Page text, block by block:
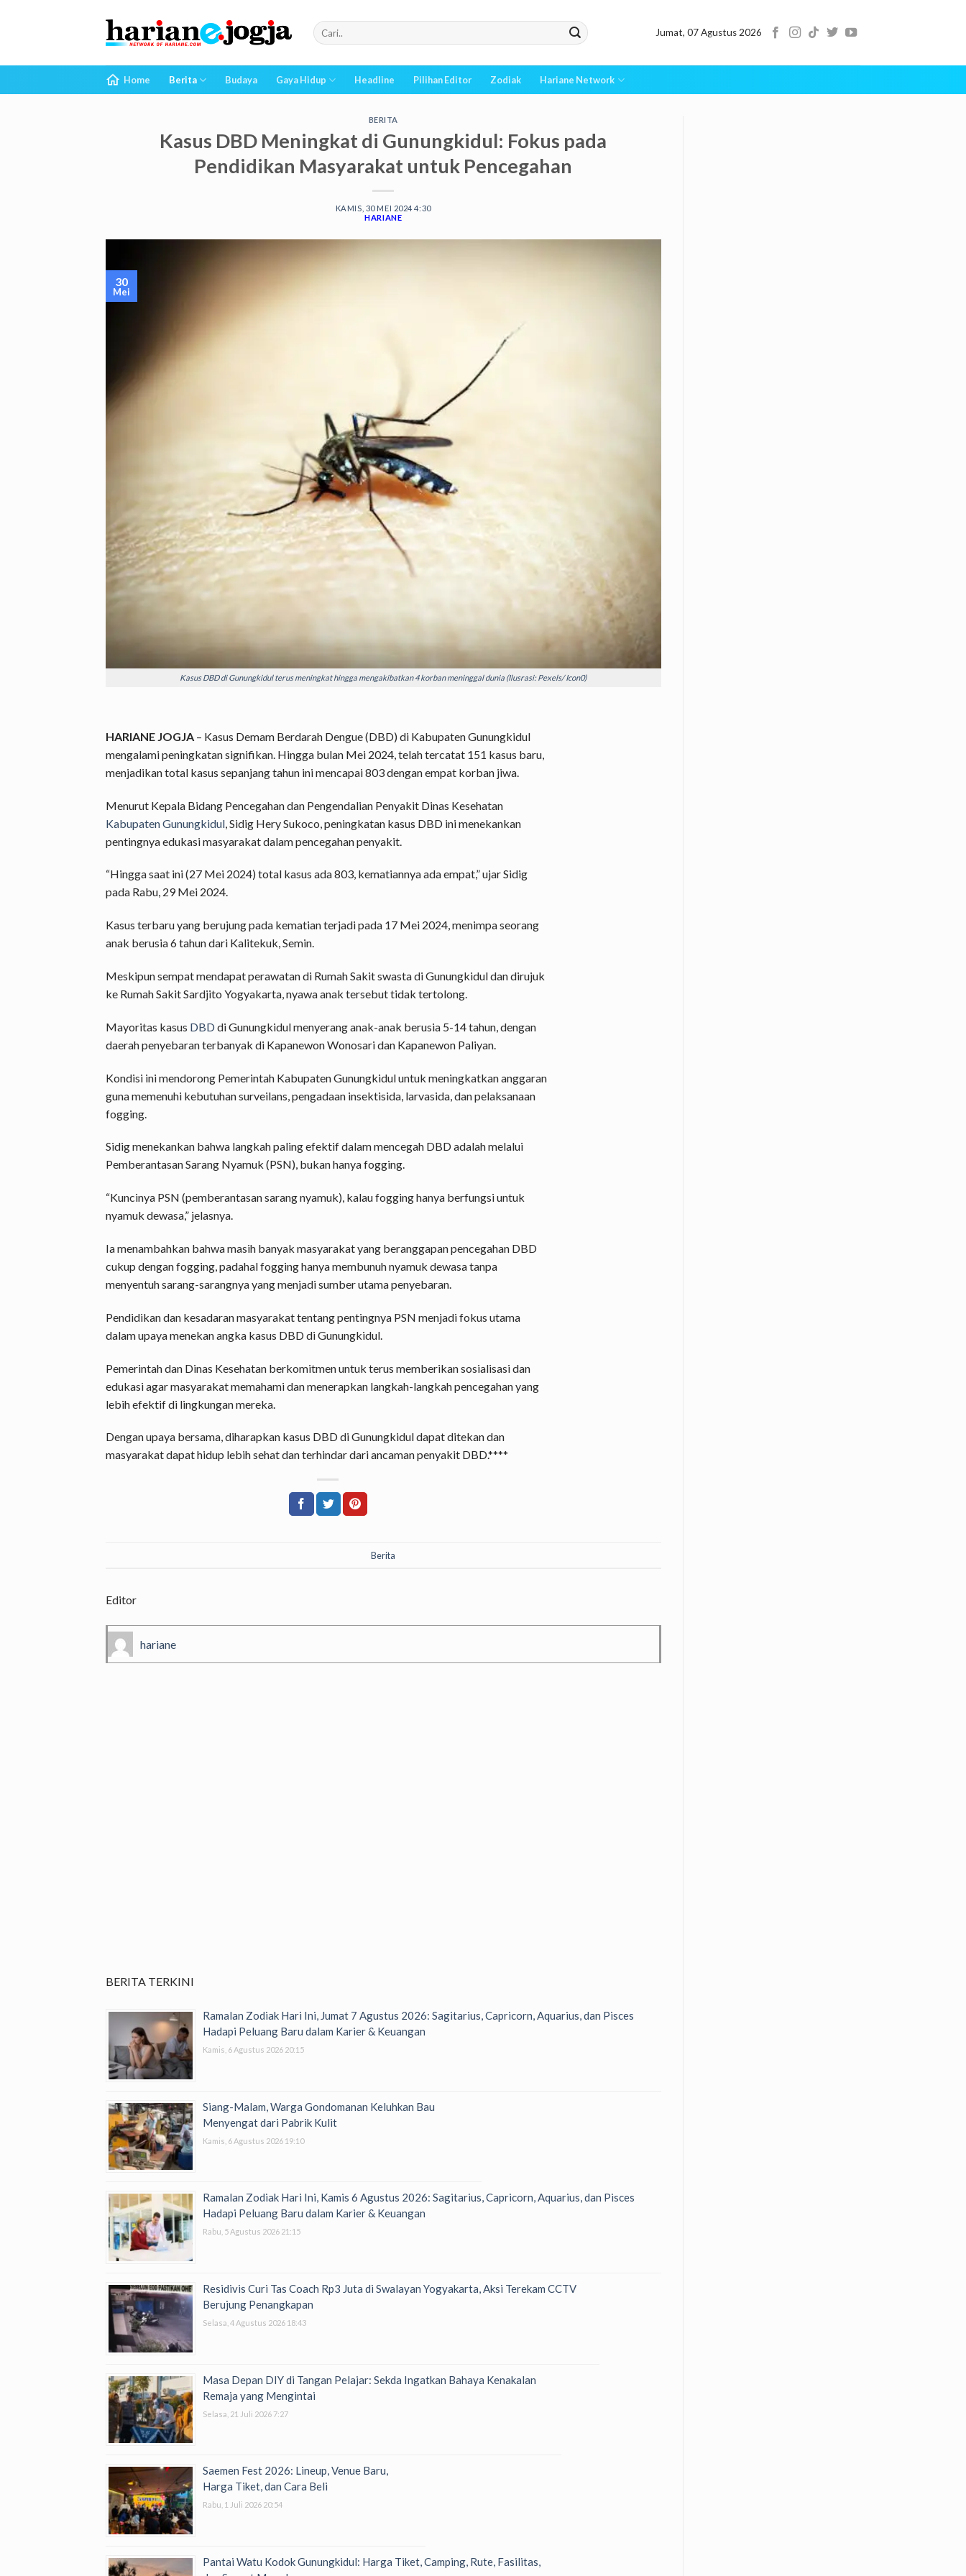
Jumat, 07 Agustus 2026
Home Berita Budaya Gaya Hidup Headline Pilihan Editor Zodiak Hariane Network
BERITA
Kasus DBD Meningkat di Gunungkidul: Fokus pada
Pendidikan Masyarakat untuk Pencegahan
KAMIS, 30 MEI 2024 4:30
HARIANE
Kasus DBD di Gunungkidul terus meningkat hingga mengakibatkan 4 korban meninggal dunia (Ilusrasi: Pexels/ Icon0)
30
Mei
HARIANE JOGJA – Kasus Demam Berdarah Dengue (DBD) di Kabupaten Gunungkidul
mengalami peningkatan signifikan. Hingga bulan Mei 2024, telah tercatat 151 kasus baru,
menjadikan total kasus sepanjang tahun ini mencapai 803 dengan empat korban jiwa.
Menurut Kepala Bidang Pencegahan dan Pengendalian Penyakit Dinas Kesehatan
Kabupaten Gunungkidul , Sidig Hery Sukoco, peningkatan kasus DBD ini menekankan
pentingnya edukasi masyarakat dalam pencegahan penyakit.
“Hingga saat ini (27 Mei 2024) total kasus ada 803, kematiannya ada empat,” ujar Sidig
pada Rabu, 29 Mei 2024.
Kasus terbaru yang berujung pada kematian terjadi pada 17 Mei 2024, menimpa seorang
anak berusia 6 tahun dari Kalitekuk, Semin.
Meskipun sempat mendapat perawatan di Rumah Sakit swasta di Gunungkidul dan dirujuk
ke Rumah Sakit Sardjito Yogyakarta, nyawa anak tersebut tidak tertolong.
Mayoritas kasus DBDdi Gunungkidul menyerang anak-anak berusia 5-14 tahun, dengan
daerah penyebaran terbanyak di Kapanewon Wonosari dan Kapanewon Paliyan.
Kondisi ini mendorong Pemerintah Kabupaten Gunungkidul untuk meningkatkan anggaran
guna memenuhi kebutuhan surveilans, pengadaan insektisida, larvasida, dan pelaksanaan
fogging.
Sidig menekankan bahwa langkah paling efektif dalam mencegah DBD adalah melalui
Pemberantasan Sarang Nyamuk (PSN), bukan hanya fogging.
“Kuncinya PSN (pemberantasan sarang nyamuk), kalau fogging hanya berfungsi untuk
nyamuk dewasa,” jelasnya.
Ia menambahkan bahwa masih banyak masyarakat yang beranggapan pencegahan DBD
cukup dengan fogging, padahal fogging hanya membunuh nyamuk dewasa tanpa
menyentuh sarang-sarangnya yang menjadi sumber utama penyebaran.
Pendidikan dan kesadaran masyarakat tentang pentingnya PSN menjadi fokus utama
dalam upaya menekan angka kasus DBD di Gunungkidul.
Pemerintah dan Dinas Kesehatan berkomitmen untuk terus memberikan sosialisasi dan
edukasi agar masyarakat memahami dan menerapkan langkah-langkah pencegahan yang
lebih efektif di lingkungan mereka.
Dengan upaya bersama, diharapkan kasus DBD di Gunungkidul dapat ditekan dan
masyarakat dapat hidup lebih sehat dan terhindar dari ancaman penyakit DBD.****
Berita
Editor
hariane
BERITA TERKINI
Ramalan Zodiak Hari Ini, Jumat 7 Agustus 2026: Sagitarius, Capricorn, Aquarius, dan Pisces
Hadapi Peluang Baru dalam Karier & Keuangan
Kamis, 6 Agustus 2026 20:15
Siang-Malam, Warga Gondomanan Keluhkan Bau
Menyengat dari Pabrik Kulit
Kamis, 6 Agustus 2026 19:10
Ramalan Zodiak Hari Ini, Kamis 6 Agustus 2026: Sagitarius, Capricorn, Aquarius, dan Pisces
Hadapi Peluang Baru dalam Karier & Keuangan
Rabu, 5 Agustus 2026 21:15
Residivis Curi Tas Coach Rp3 Juta di Swalayan Yogyakarta, Aksi Terekam CCTV
Berujung Penangkapan
Selasa, 4 Agustus 2026 18:43
Masa Depan DIY di Tangan Pelajar: Sekda Ingatkan Bahaya Kenakalan
Remaja yang Mengintai
Selasa, 21 Juli 2026 7:27
Saemen Fest 2026: Lineup, Venue Baru,
Harga Tiket, dan Cara Beli
Rabu, 1 Juli 2026 20:54
Pantai Watu Kodok Gunungkidul: Harga Tiket, Camping, Rute, Fasilitas,